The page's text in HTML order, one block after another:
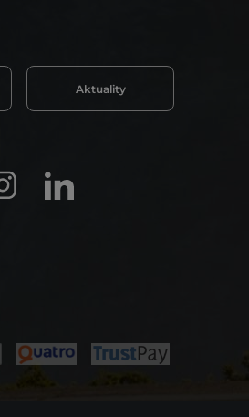
Aktuality
InstagramLinkedIn